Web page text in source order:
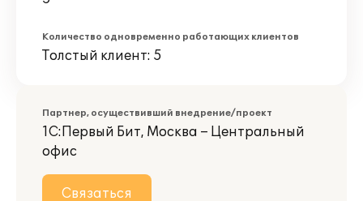
Количество одновременно работающих клиентов
Толстый клиент: 5
Партнер, осуществивший внедрение/проект
1С:Первый Бит, Москва – Центральный
офис
Связаться